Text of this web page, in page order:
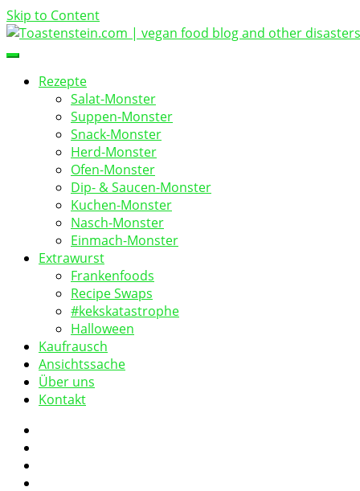
Skip to Content
Toastenstein.com
vegan food blog
Rezepte
Salat-Monster
Suppen-Monster
Snack-Monster
Herd-Monster
Ofen-Monster
Dip- & Saucen-Monster
Kuchen-Monster
Nasch-Monster
Einmach-Monster
Extrawurst
Frankenfoods
Recipe Swaps
#kekskatastrophe
Halloween
Kaufrausch
Ansichtssache
Über uns
Kontakt